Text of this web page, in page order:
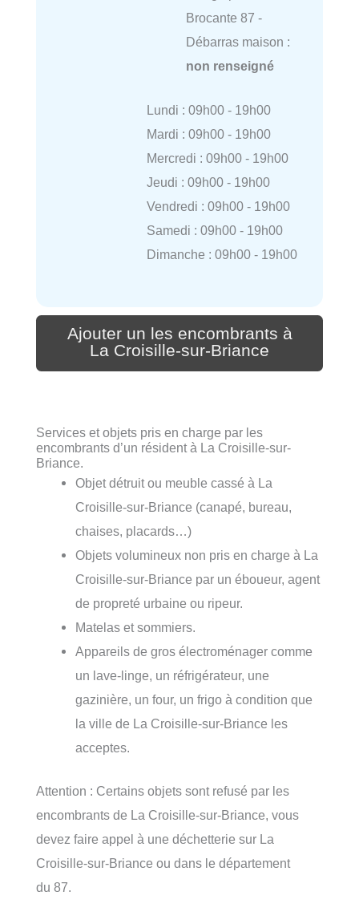
Brocante 87 -
Débarras maison :
non renseigné
Lundi : 09h00 - 19h00
Mardi : 09h00 - 19h00
Mercredi : 09h00 - 19h00
Jeudi : 09h00 - 19h00
Vendredi : 09h00 - 19h00
Samedi : 09h00 - 19h00
Dimanche : 09h00 - 19h00
Ajouter un les encombrants à
La Croisille-sur-Briance
Services et objets pris en charge par les
encombrants d’un résident à La Croisille-sur-
Briance.
Objet détruit ou meuble cassé à La
Croisille-sur-Briance (canapé, bureau,
chaises, placards…)
Objets volumineux non pris en charge à La
Croisille-sur-Briance par un éboueur, agent
de propreté urbaine ou ripeur.
Matelas et sommiers.
Appareils de gros électroménager comme
un lave-linge, un réfrigérateur, une
gazinière, un four, un frigo à condition que
la ville de La Croisille-sur-Briance les
acceptes.
Attention : Certains objets sont refusé par les
encombrants de La Croisille-sur-Briance, vous
devez faire appel à une déchetterie sur La
Croisille-sur-Briance ou dans le département
du 87.